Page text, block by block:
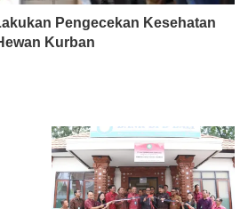
Pengecekan Kesehatan
Kurban